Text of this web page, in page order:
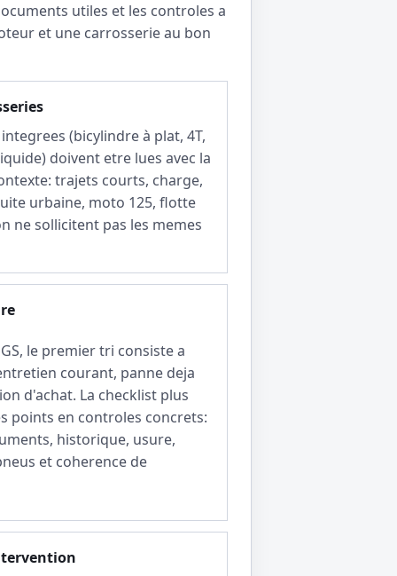
utiles et les controles a
et une carrosserie au bon
(bicylindre à plat, 4T,
doivent etre lues avec la
trajets courts, charge,
urbaine, moto 125, flotte
ne sollicitent pas les memes
le premier tri consiste a
courant, panne deja
d'achat. La checklist plus
points en controles concrets:
historique, usure,
et coherence de